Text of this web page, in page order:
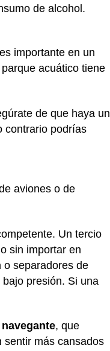
de alcohol.
importante en un
acuático tiene
de que haya un
contrario podrías
aviones o de
Un tercio
sin importar en
o separadores de
presión. Si una
, que
sentir más cansados